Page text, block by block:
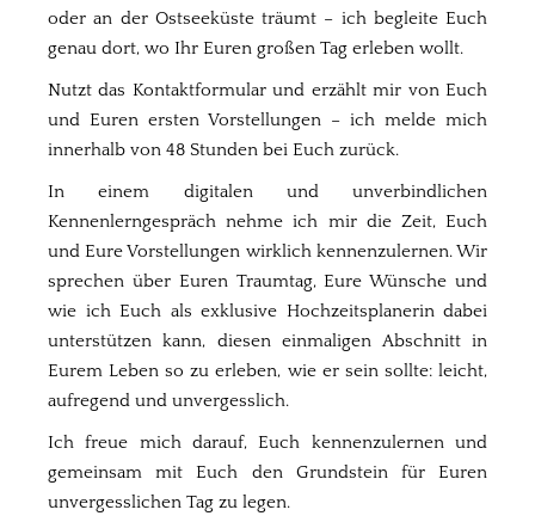
oder an der Ostseeküste träumt – ich begleite Euch
genau dort, wo Ihr Euren großen Tag erleben wollt.
Nutzt das Kontaktformular und erzählt mir von Euch
und Euren ersten Vorstellungen – ich melde mich
innerhalb von 48 Stunden bei Euch zurück.
In einem digitalen und unverbindlichen
Kennenlerngespräch nehme ich mir die Zeit, Euch
und Eure Vorstellungen wirklich kennenzulernen. Wir
sprechen über Euren Traumtag, Eure Wünsche und
wie ich Euch als exklusive Hochzeitsplanerin dabei
unterstützen kann, diesen einmaligen Abschnitt in
Eurem Leben so zu erleben, wie er sein sollte: leicht,
aufregend und unvergesslich.
Ich freue mich darauf, Euch kennenzulernen und
gemeinsam mit Euch den Grundstein für Euren
unvergesslichen Tag zu legen.